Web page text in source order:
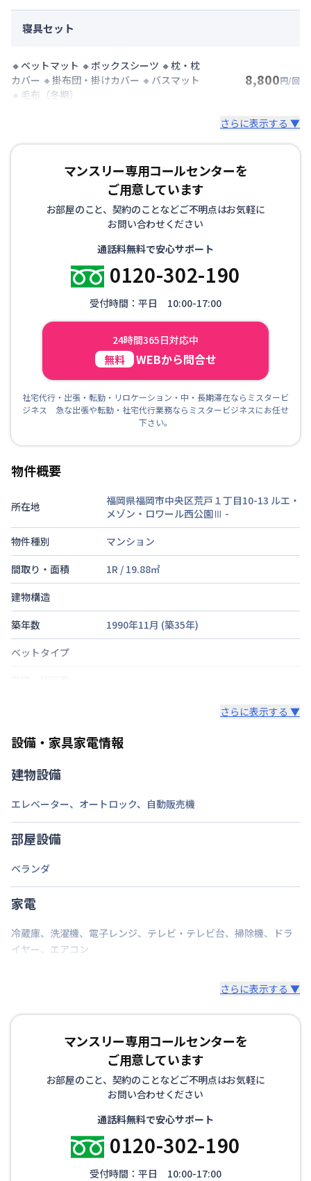
寝具セット
🔸ベットマット 🔸ボックスシーツ 🔸枕・枕
カバー 🔸掛布団・掛けカバー 🔸バスマット
🔸毛布（冬期）
8,800円/回
さらに表示する ▼
マンスリー専用コールセンターを
ご用意しています
お部屋のこと、契約のことなどご不明点はお気軽に
お問い合わせください
通話料無料で安心サポート
0120-302-190
受付時間：平日 10:00-17:00
24時間365日対応中
無料 WEBから問合せ
社宅代行・出張・転勤・リロケーション・中・長期滞在ならミスタービ
ジネス 急な出張や転勤・社宅代行業務ならミスタービジネスにお任せ
下さい。
物件概要
所在地
福岡県福岡市中央区荒戸１丁目10-13 ルエ・
メゾン・ロワール西公園Ⅲ -
物件種別
マンション
間取り・面積
1R / 19.88㎡
建物構造
築年数
1990年11月 (築35年)
ベットタイプ
部屋の向き
タイプによって異なる
定員
1名
駐車場
次回更新日
情報更新日
さらに表示する ▼
設備・家具家電情報
建物設備
エレベーター、 オートロック、 自動販売機
部屋設備
ベランダ
家電
冷蔵庫、 洗濯機、 電子レンジ、 テレビ・テレビ台、 掃除機、
ドラ
イヤー、 エアコン
さらに表示する ▼
マンスリー専用コールセンターを
ご用意しています
お部屋のこと、契約のことなどご不明点はお気軽に
お問い合わせください
通話料無料で安心サポート
0120-302-190
受付時間：平日 10:00-17:00